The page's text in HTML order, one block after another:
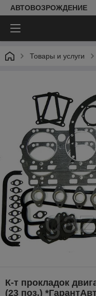
АВТОВОЗРОЖДЕНИЕ
Товары и услуги
К-т прокладок
(23 поз.)